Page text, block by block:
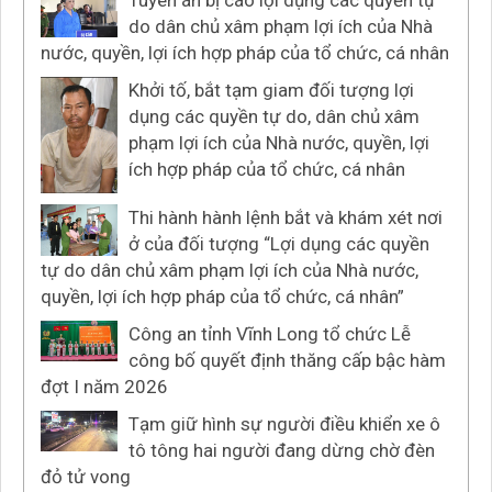
do dân chủ xâm phạm lợi ích của Nhà
nước, quyền, lợi ích hợp pháp của tổ chức, cá nhân
Khởi tố, bắt tạm giam đối tượng lợi
dụng các quyền tự do, dân chủ xâm
phạm lợi ích của Nhà nước, quyền, lợi
ích hợp pháp của tổ chức, cá nhân
Thi hành hành lệnh bắt và khám xét nơi
ở của đối tượng “Lợi dụng các quyền
tự do dân chủ xâm phạm lợi ích của Nhà nước,
quyền, lợi ích hợp pháp của tổ chức, cá nhân”
Công an tỉnh Vĩnh Long tổ chức Lễ
công bố quyết định thăng cấp bậc hàm
đợt I năm 2026
Tạm giữ hình sự người điều khiển xe ô
tô tông hai người đang dừng chờ đèn
đỏ tử vong